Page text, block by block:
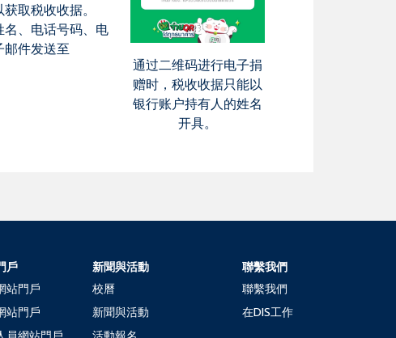
取税收收据。
、电话号码、电
邮件发送至
通过二维码进行电子捐
赠时，税收收据只能以
银行账户持有人的姓名
开具。
戶
站門戶
站門戶
新聞與活動
校曆
新聞與活動
聯繫我們
聯繫我們
在DIS工作